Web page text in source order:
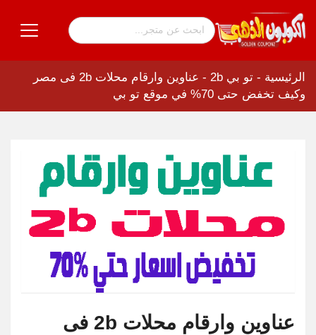
الرئيسية - تو بي 2b -
عناوين وارقام محلات 2b فى مصر
وكيف تخفض حتى 70% في موقع تو بي
عناوين وارقام محلات 2b فى